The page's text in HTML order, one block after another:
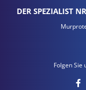
DER SPEZIALIST
Folgen Sie